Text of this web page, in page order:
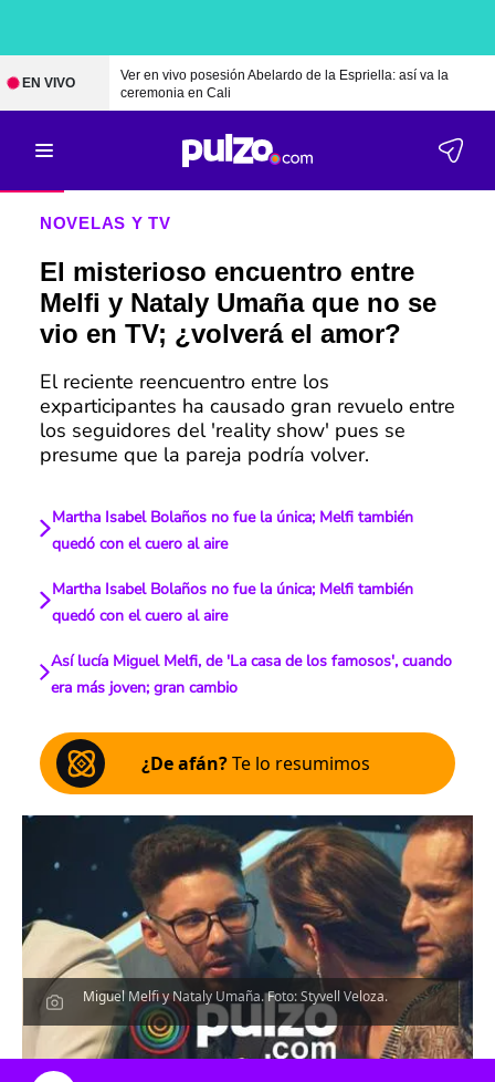
EN VIVO
Ver en vivo posesión Abelardo de la Espriella: así va la
ceremonia en Cali
NOVELAS Y TV
El misterioso encuentro entre
Melfi y Nataly Umaña que no se
vio en TV; ¿volverá el amor?
El reciente reencuentro entre los
exparticipantes ha causado gran revuelo entre
los seguidores del 'reality show' pues se
presume que la pareja podría volver.
Martha Isabel Bolaños no fue la única; Melfi también
quedó con el cuero al aire
Martha Isabel Bolaños no fue la única; Melfi también
quedó con el cuero al aire
Así lucía Miguel Melfi, de 'La casa de los famosos', cuando
era más joven; gran cambio
¿De afán?Te lo resumimos
Miguel Melfi y Nataly Umaña. Foto: Styvell Veloza.
Escucha el artículo